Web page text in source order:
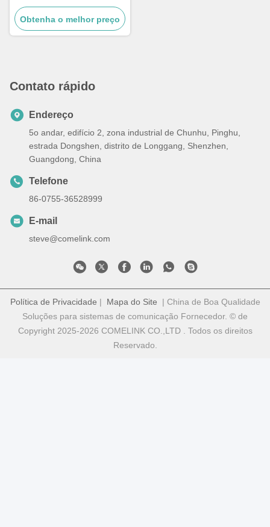
Module, compatível com
800GBASE 2 x DR4/DR8
OSFP Ethernet Modules
Obtenha o melhor preço
Contato rápido
Endereço
5o andar, edifício 2, zona industrial de Chunhu, Pinghu,
estrada Dongshen, distrito de Longgang, Shenzhen,
Guangdong, China
Telefone
86-0755-36528999
E-mail
steve@comelink.com
Política de Privacidade | Mapa do Site | China de Boa Qualidade
Soluções para sistemas de comunicação Fornecedor. © de
Copyright 2025-2026 COMELINK CO.,LTD . Todos os direitos
Reservado.